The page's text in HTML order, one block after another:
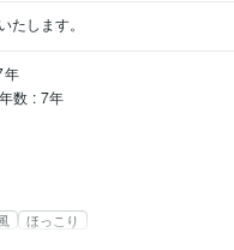
します。
年
数 : 7年
ほっこり